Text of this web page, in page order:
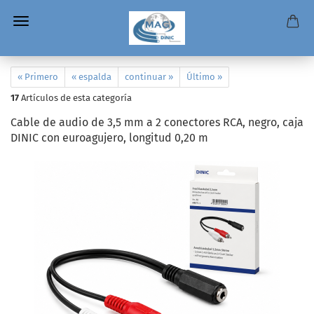
« Primero « espalda continuar »
Último »
17 Artículos de esta categoría
Cable de audio de 3,5 mm a 2 conectores RCA, negro, caja
DINIC con euroagujero, longitud 0,20 m